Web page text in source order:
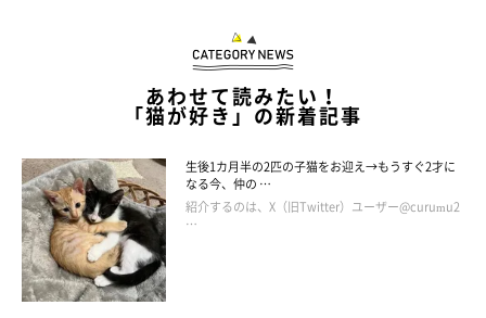
あわせて読みたい！
「猫が好き」の新着記事
生後1カ月半の2匹の子猫をお迎え→もうすぐ2才に
なる今、仲の …
紹介するのは、X（旧Twitter）ユーザー@curumu2
…